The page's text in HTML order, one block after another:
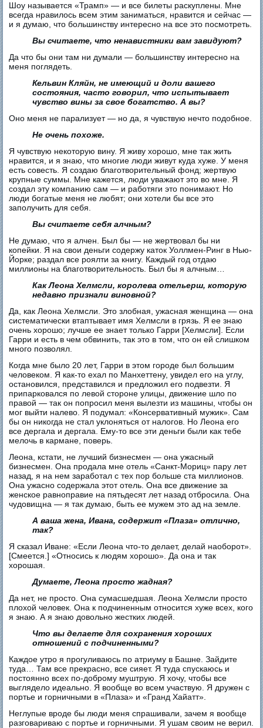
Шоу называется «Трамп» — и все билеты раскуплены. Мне
всегда нравилось всем этим заниматься, нравится и сейчас —
и я думаю, что большинству интересно на все это посмотреть.
Вы считаете, что ненавистники вам завидуют?
Да что бы они там ни думали — большинству интересно на
меня поглядеть.
Кельвин Кляйн, не имеющий и доли вашего
состояния, часто говорил, что испытывает
чувство вины за свое богатство. А вы?
Оно меня не парализует — но да, я чувствую нечто подобное.
Не очень похоже.
Я чувствую некоторую вину. Я живу хорошо, мне так жить
нравится, и я знаю, что многие люди живут куда хуже. У меня
есть совесть. Я создаю благотворительный фонд; жертвую
крупные суммы. Мне кажется, люди уважают это во мне. Я
создал эту компанию сам — и работяги это понимают. Но
люди богатые меня не любят; они хотели бы все это
заполучить для себя.
Вы считаете себя алчным?
Не думаю, что я алчен. Был бы — не жертвовал бы ни
копейки. Я на свои деньги содержу каток Уоллмен-Ринг в Нью-
Йорке; раздал все роялти за книгу. Каждый год отдаю
миллионы на благотворительность. Был бы я алчным…
Как Леона Хелмсли, королева отельерш, которую
недавно признали виновной?
Да, как Леона Хелмсли. Это злобная, ужасная женщина — она
систематически втаптывает имя Хелмсли в грязь. Я ее знаю
очень хорошо; лучше ее знает только Гарри [Хелмсли]. Если
Гарри и есть в чем обвинить, так это в том, что он ей слишком
много позволял.
Когда мне было 20 лет, Гарри в этом городе был большим
человеком. Я как-то ехал по Манхеттену, увидел его на углу,
остановился, представился и предложил его подвезти. Я
припарковался по левой стороне улицы, движение шло по
правой — так он попросил меня вылезти из машины, чтобы он
мог выйти налево. Я подумал: «Консервативный мужик». Сам
бы он никогда не стал уклоняться от налогов. Но Леона его
все дергала и дергала. Ему-то все эти деньги были как тебе
мелочь в кармане, поверь.
Леона, кстати, не лучший бизнесмен — она ужасный
бизнесмен. Она продала мне отель «Санкт-Мориц» пару лет
назад, я на нем заработал с тех пор больше ста миллионов.
Она ужасно содержала этот отель. Она все движение за
женское равноправие на пятьдесят лет назад отбросила. Она
чудовищна — я так думаю, быть ее мужем это ад на земле.
А ваша жена, Ивана, содержит «Плаза» отлично,
так?
Я сказал Иване: «Если Леона что-то делает, делай наоборот».
[Смеется.] «Относись к людям хорошо». Да она и так
хорошая.
Думаете, Леона просто жадная?
Да нет, не просто. Она сумасшедшая. Леона Хелмсли просто
плохой человек. Она к подчиненным относится хуже всех, кого
я знаю. А я знаю довольно жестких людей.
Что вы делаете для сохранения хороших
отношений с подчиненными?
Каждое утро я прогуливаюсь по атриуму в Башне. Зайдите
туда… Там все прекрасно, все сияет. Я туда спускаюсь и
постоянно всех по-доброму муштрую. Я хочу, чтобы все
выглядело идеально. Я вообще во всем участвую. Я дружен с
портье и горничными в «Плаза» и «Гранд Хайатт».
Неглупые вроде бы люди меня спрашивали, зачем я вообще
разговариваю с портье и горничными. Я ушам своим не верил.